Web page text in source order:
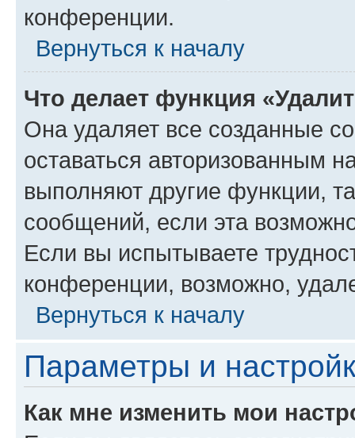
конференции.
Вернуться к началу
Что делает функция
Она удаляет все созданные
оставаться авторизованным
выполняют другие функции,
сообщений, если эта
Если вы испытываете
конференции, возможно,
Вернуться к началу
Параметры и
Как мне изменить мои